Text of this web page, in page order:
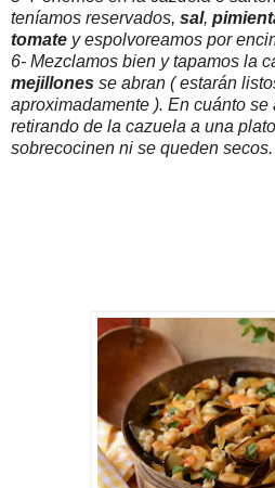
teníamos reservados, sal,
tomate y espolvoreamos por
6- Mezclamos bien y tapamos la
mejillones se abran ( estarán
aproximadamente ). En cuánto
retirando de la cazuela a una
sobrecocinen ni se queden secos.